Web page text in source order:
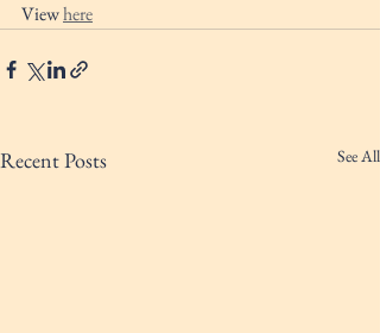
View here
Recent Posts See All